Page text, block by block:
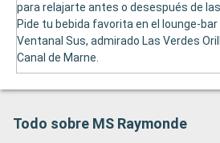
para relajarte antes o desespués de
Pide tu bebida favorita en el lounge-bar
Ventanal Sus, admirado Las Verdes
Canal de Marne.
Todo sobre MS Raymonde